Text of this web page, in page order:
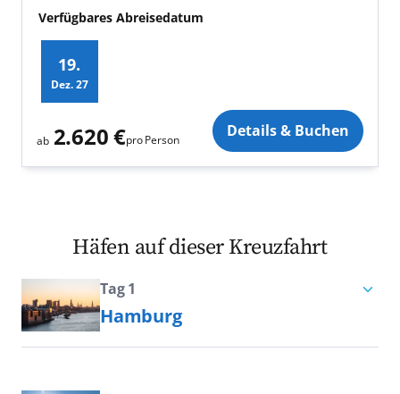
Verfügbares Abreisedatum
19.
Dez.27
ab 2.620 €pro Person Details & Buchen
Häfen auf dieser Kreuzfahrt
Tag 1
Hamburg
Traditionell, modern, nordisch: